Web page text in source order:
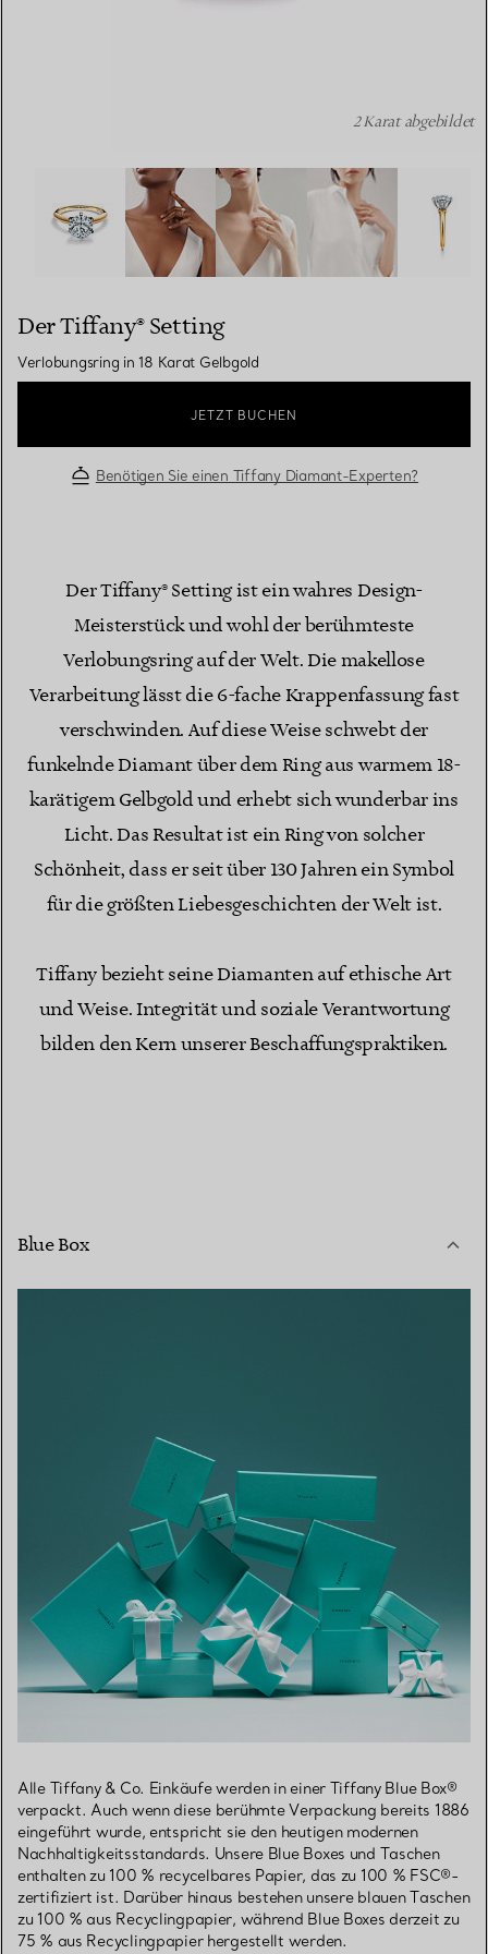
Der Tiffany® Setting: Verlobungsring in 18 Karat
2 Karat abgebildet
Der Tiffany® Setting
Verlobungsring in 18 Karat Gelbgold
JETZT BUCHEN
Benötigen Sie einen Tiffany Diamant-Experten?
Der Tiffany® Setting ist ein wahres Design-
Meisterstück und wohl der berühmteste
Verlobungsring auf der Welt. Die makellose
Verarbeitung lässt die 6-fache Krappenfassung fast
verschwinden. Auf diese Weise schwebt der
funkelnde Diamant über dem Ring aus warmem 18-
karätigem Gelbgold und erhebt sich wunderbar ins
Licht. Das Resultat ist ein Ring von solcher
Schönheit, dass er seit über 130 Jahren ein Symbol
für die größten Liebesgeschichten der Welt ist.
Tiffany bezieht seine Diamanten auf ethische Art
und Weise. Integrität und soziale Verantwortung
bilden den Kern unserer Beschaffungspraktiken.
Blue Box
Alle Tiffany & Co. Einkäufe werden in einer Tiffany Blue Box®
verpackt. Auch wenn diese berühmte Verpackung bereits 1886
eingeführt wurde, entspricht sie den heutigen modernen
Nachhaltigkeitsstandards. Unsere Blue Boxes und Taschen
enthalten zu 100 % recycelbares Papier, das zu 100 % FSC®-
zertifiziert ist. Darüber hinaus bestehen unsere blauen Taschen
zu 100 % aus Recyclingpapier, während Blue Boxes derzeit zu
75 % aus Recyclingpapier hergestellt werden.